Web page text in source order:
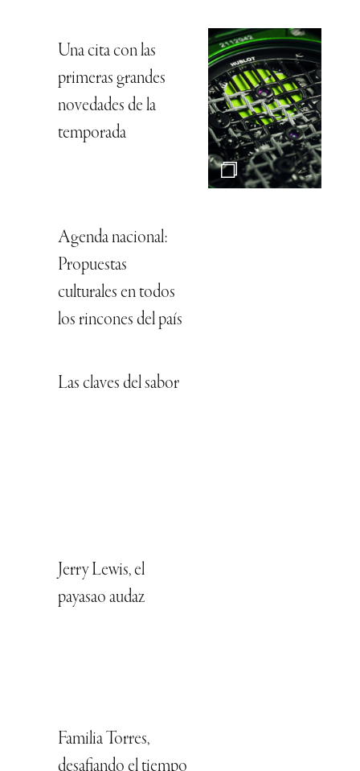
Una cita con las
primeras grandes
novedades de la
temporada
Agenda nacional:
Propuestas
culturales en todos
los rincones del país
Las claves del sabor
Jerry Lewis, el
payasao audaz
Familia Torres,
desafiando el tiempo